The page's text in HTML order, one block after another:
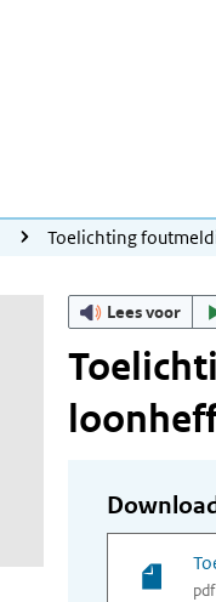
Toelichting
Lees voor